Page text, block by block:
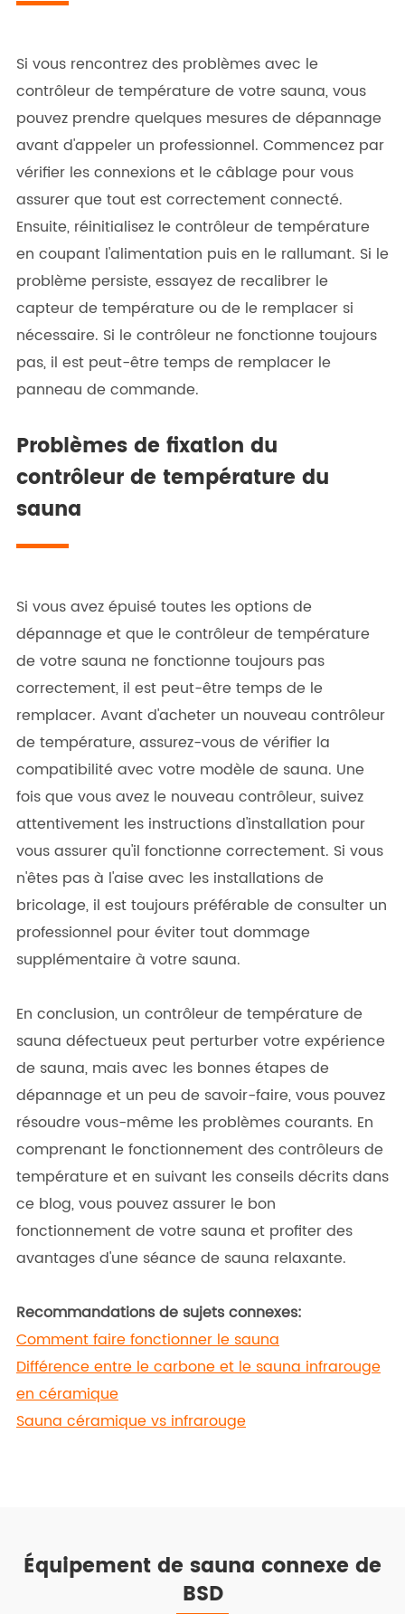
Si vous rencontrez des problèmes avec le
contrôleur de température de votre sauna, vous
pouvez prendre quelques mesures de dépannage
avant d'appeler un professionnel. Commencez par
vérifier les connexions et le câblage pour vous
assurer que tout est correctement connecté.
Ensuite, réinitialisez le contrôleur de température
en coupant l'alimentation puis en le rallumant. Si le
problème persiste, essayez de recalibrer le
capteur de température ou de le remplacer si
nécessaire. Si le contrôleur ne fonctionne toujours
pas, il est peut-être temps de remplacer le
panneau de commande.
Problèmes de fixation du
contrôleur de température du
sauna
Si vous avez épuisé toutes les options de
dépannage et que le contrôleur de température
de votre sauna ne fonctionne toujours pas
correctement, il est peut-être temps de le
remplacer. Avant d'acheter un nouveau contrôleur
de température, assurez-vous de vérifier la
compatibilité avec votre modèle de sauna. Une
fois que vous avez le nouveau contrôleur, suivez
attentivement les instructions d'installation pour
vous assurer qu'il fonctionne correctement. Si vous
n'êtes pas à l'aise avec les installations de
bricolage, il est toujours préférable de consulter un
professionnel pour éviter tout dommage
supplémentaire à votre sauna.
En conclusion, un contrôleur de température de
sauna défectueux peut perturber votre expérience
de sauna, mais avec les bonnes étapes de
dépannage et un peu de savoir-faire, vous pouvez
résoudre vous-même les problèmes courants. En
comprenant le fonctionnement des contrôleurs de
température et en suivant les conseils décrits dans
ce blog, vous pouvez assurer le bon
fonctionnement de votre sauna et profiter des
avantages d'une séance de sauna relaxante.
Recommandations de sujets connexes:
Comment faire fonctionner le sauna
Différence entre le carbone et le sauna infrarouge
en céramique
Sauna céramique vs infrarouge
Équipement de sauna connexe de
BSD